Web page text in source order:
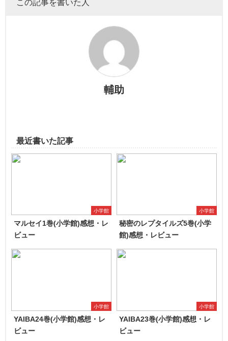
この記事を書いた人
輔助
最近書いた記事
小学館
マルセイ1巻(小学館)感想・レ
ビュー
小学館
秘密のレプタイルズ5巻(小学
館)感想・レビュー
小学館
YAIBA24巻(小学館)感想・レ
ビュー
小学館
YAIBA23巻(小学館)感想・レ
ビュー